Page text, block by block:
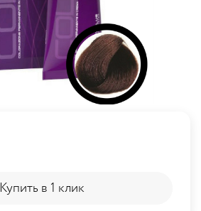
Купить в 1 клик
Купить в 1 клик